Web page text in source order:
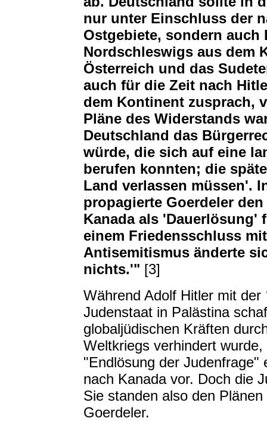
nur unter Einschluss der
Ostgebiete, sondern
Nordschleswigs aus dem
Österreich und das
auch für die Zeit nach
dem Kontinent zusprach,
Pläne des Widerstands
Deutschland das
würde, die sich auf eine
berufen konnten; die
Land verlassen müssen'.
propagierte Goerdeler
Kanada als 'Dauerlösung'
einem Friedensschluss
Antisemitismus änderte
nichts.'" [3]
Während Adolf Hitler mit der
Judenstaat in Palästina
globaljüdischen Kräften
Weltkriegs verhindert
"Endlösung der Judenfrage"
nach Kanada vor. Doch die
Sie standen also den
Goerdeler.